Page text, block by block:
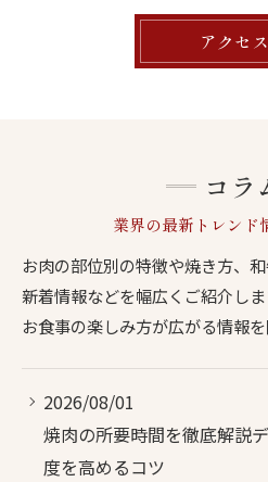
アクセ
業界の最新トレンド
コラ
お肉の部位別の特徴や焼き方、
新着情報などを幅広くご紹介しま
お食事の楽しみ方が広がる情報を
2026/08/01
焼肉の所要時間を徹底解説
度を高めるコツ